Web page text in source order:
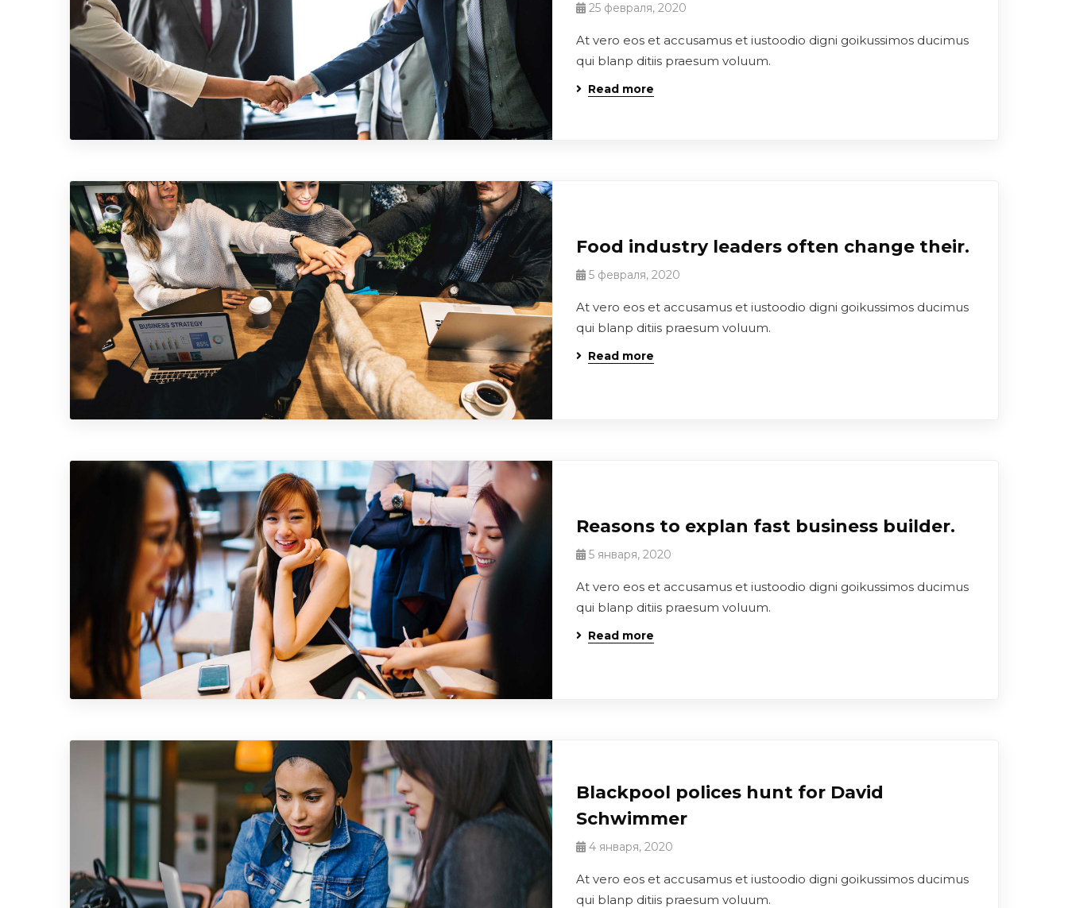
25 февраля, 2020
At vero eos et accusamus et iustoodio digni goikussimos ducimus
qui blanp ditiis praesum voluum.
Read more
Food industry leaders often change their.
5 февраля, 2020
At vero eos et accusamus et iustoodio digni goikussimos ducimus
qui blanp ditiis praesum voluum.
Read more
Reasons to explan fast business builder.
5 января, 2020
At vero eos et accusamus et iustoodio digni goikussimos ducimus
qui blanp ditiis praesum voluum.
Read more
Blackpool polices hunt for David
Schwimmer
4 января, 2020
At vero eos et accusamus et iustoodio digni goikussimos ducimus
qui blanp ditiis praesum voluum.